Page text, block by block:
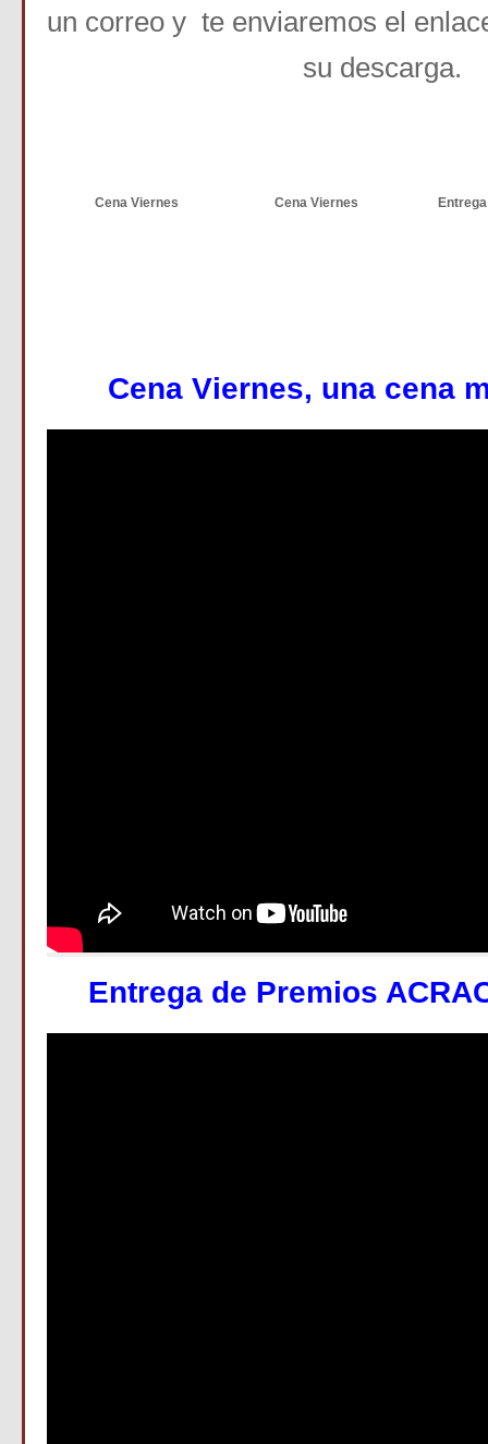
un correo y te enviaremos el
su descarga.
Cena Viernes Cena Viernes Entrega
Cena Viernes, una cena
Entrega de Premios